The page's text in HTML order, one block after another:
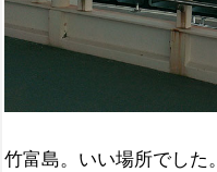
竹富島。いい場所でした